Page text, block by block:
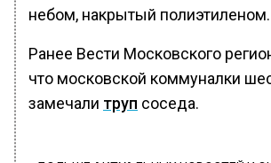
небом, накрытый полиэтиленом.
Ранее Вести Московского
что московской коммуналки
замечали труп соседа.